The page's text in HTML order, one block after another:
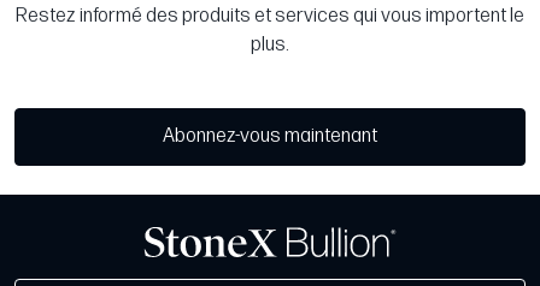
Restez informé des produits et services qui vous importent le
plus.
Abonnez-vous maintenant